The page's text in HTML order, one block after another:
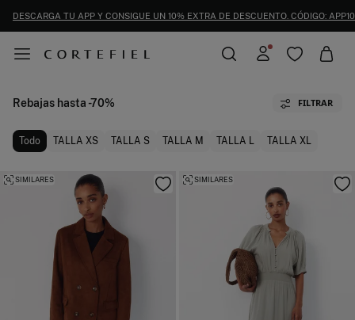
DESCARGA TU APP Y CONSIGUE UN 10% EXTRA DE DESCUENTO. CÓDIGO: APP10
Rebajas hasta -70% FILTRAR
Todo TALLA XS TALLA S TALLA M TALLA L TALLA XL
SIMILARES SIMILARES